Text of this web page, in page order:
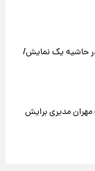
در حاشیه یک نمایش/
مهران مدیری برایش